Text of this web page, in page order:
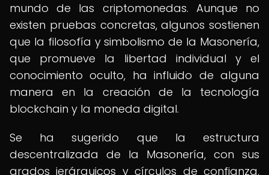
mundo de las criptomonedas. Aunque no
existen pruebas concretas, algunos sostienen
que la filosofía y simbolismo de la Masonería,
que promueve la libertad individual y el
conocimiento oculto, ha influido de alguna
manera en la creación de la tecnología
blockchain y la moneda digital.
Se ha sugerido que la estructura
descentralizada de la Masonería, con sus
grados jerárquicos y círculos de confianza,